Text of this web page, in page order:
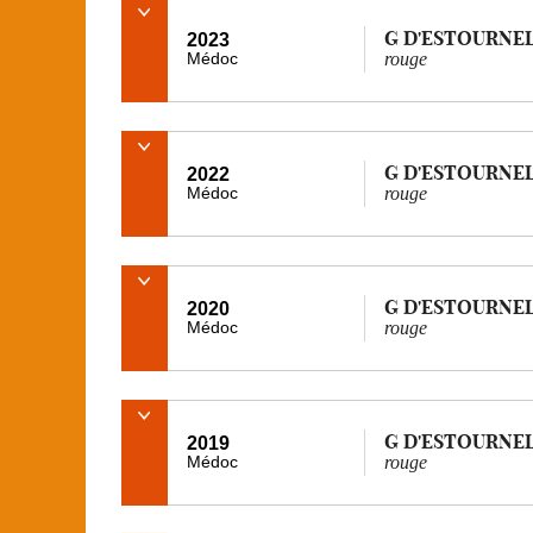
2023
Médoc
G
rouge
2022
Médoc
G
rouge
2020
Médoc
G
rouge
2019
Médoc
G
rouge